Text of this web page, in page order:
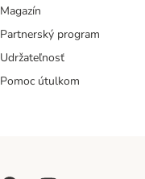
Magazín
Partnerský program
Udržateľnosť
Pomoc útulkom